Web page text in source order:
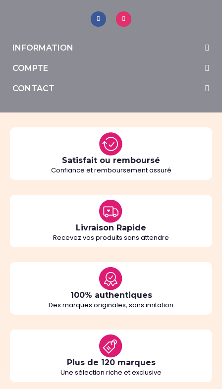
INFORMATION
COMPTE
CONTACT
Satisfait ou remboursé
Confiance et remboursement assuré
Livraison Rapide
Recevez vos produits sans attendre
100% authentiques
Des marques originales, sans imitation
Plus de 120 marques
Une sélection riche et exclusive